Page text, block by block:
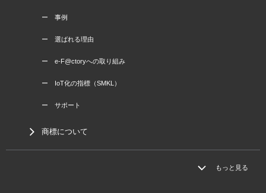
ー 事例
ー 選ばれる理由
ー e-F@ctoryへの取り組み
ー IoT化の指標（SMKL）
ー サポート
商標について
もっと見る